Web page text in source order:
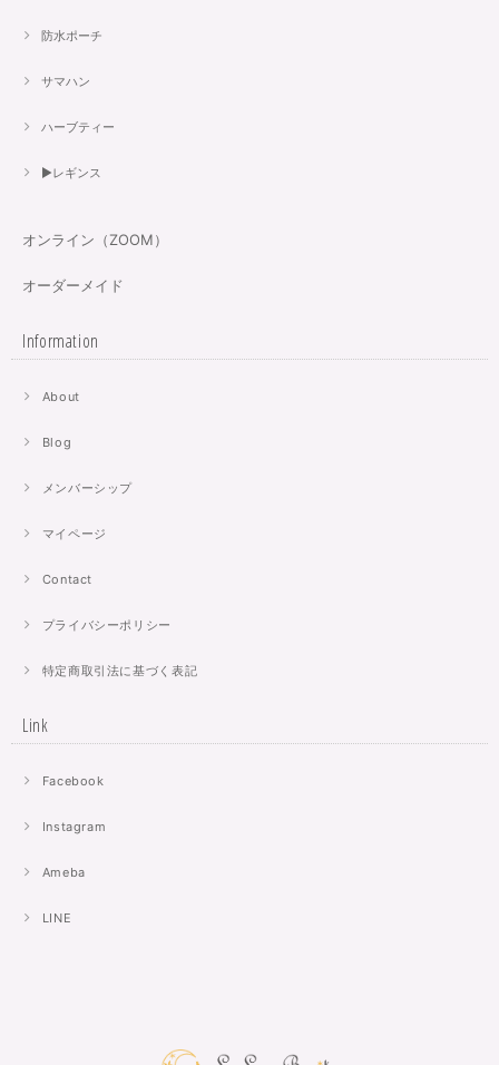
防水ポーチ
サマハン
ハーブティー
▶︎レギンス
オンライン（ZOOM）
オーダーメイド
Information
About
Blog
メンバーシップ
マイページ
Contact
プライバシーポリシー
特定商取引法に基づく表記
Link
Facebook
Instagram
Ameba
LINE